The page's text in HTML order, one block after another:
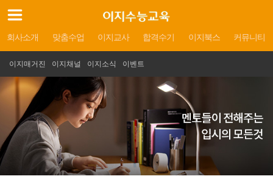
회사소개 맞춤수업 이지교사 합격수기 이지북스 커뮤니티
이지매거진 이지채널 이지소식 이벤트